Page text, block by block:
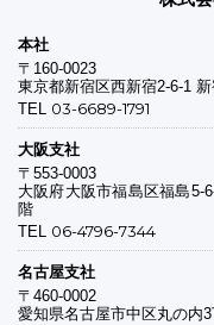
本社
〒160-0023
東京都新宿区西新宿2-6-1
TEL 03-6689-1791
大阪支社
〒553-0003
大阪府大阪市福島区福島5-
階
TEL 06-4796-7344
名古屋支社
〒460-0002
愛知県名古屋市中区丸の内